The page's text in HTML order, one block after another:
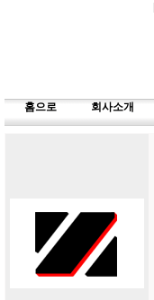
홈으로 회사소개